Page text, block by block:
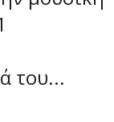
του...